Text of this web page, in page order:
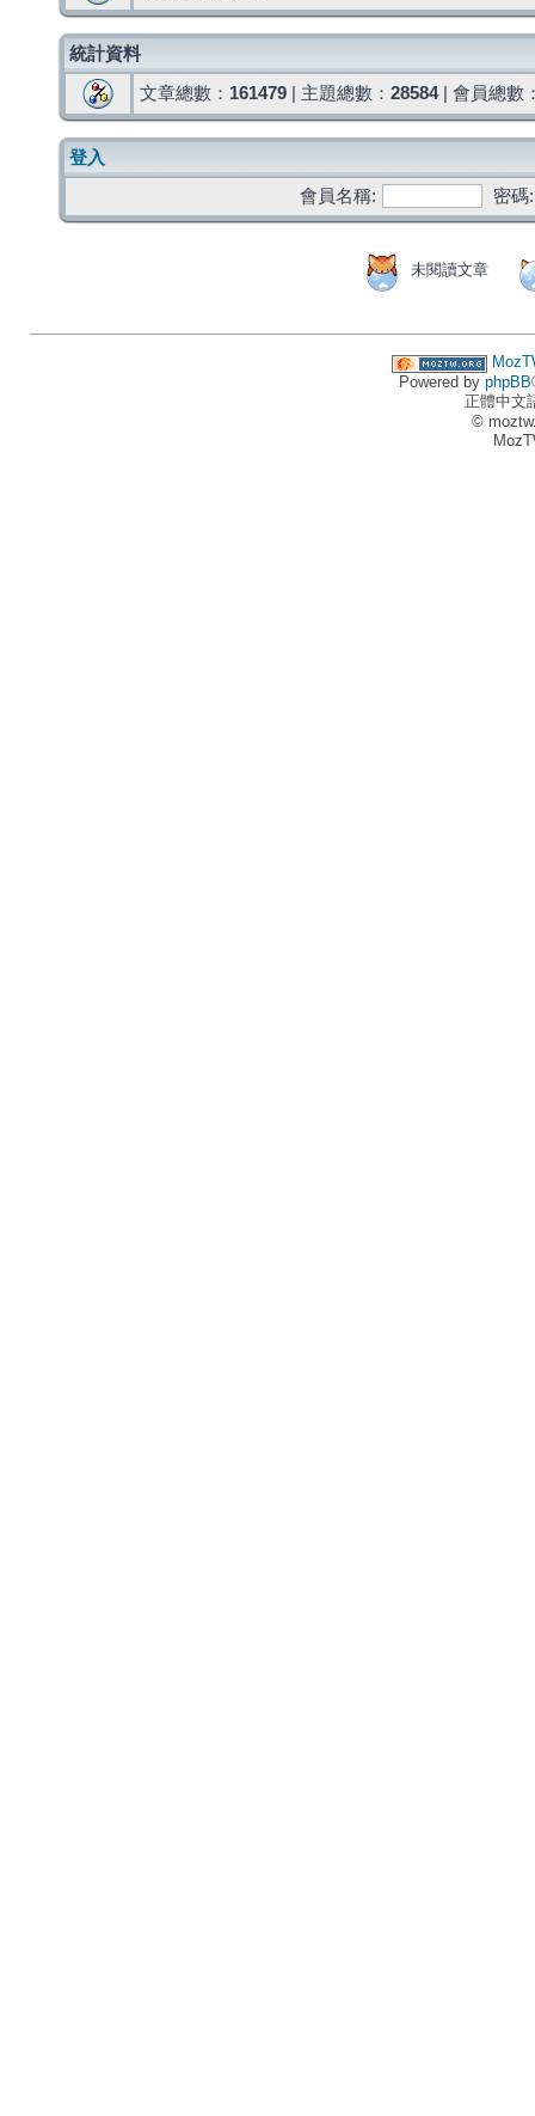
統計資料
文章總數： 161479 | 主題總數： 28584| 會員總數
登入
會員名稱:
密碼:
未閱讀文章
Powered by phpBB
正體中文
©